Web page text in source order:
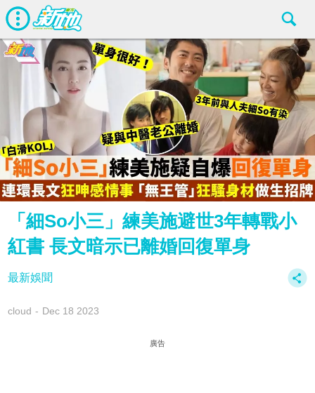
「細So小三」練美施避世3年轉戰小
紅書 長文暗示已離婚回復單身
最新娛聞
cloud Dec 18 2023
廣告